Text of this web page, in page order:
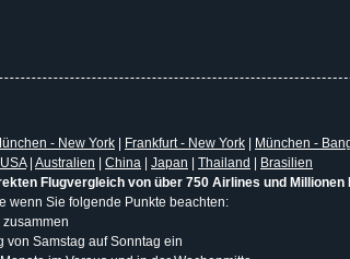
- New York Frankfurt - New York München -
USA| Australien China Japan Thailand
Brasilien
Flugvergleich von über 750 Airlines und Millionen
wenn Sie folgende Punkte beachten:
Samstag auf Sonntag ein